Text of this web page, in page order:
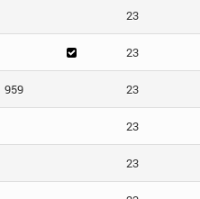
23
23
959 23
23
23